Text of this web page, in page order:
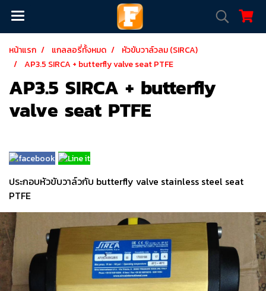
หน้าแรก แกลลอรี่ทั้งหมด
หัวขับวาล์วลม (SIRCA)
AP3.5 SIRCA + butterfly valve seat PTFE
AP3.5 SIRCA + butterfly
valve seat PTFE
ประกอบหัวขับวาล์วกับ butterfly valve stainless steel seat
PTFE